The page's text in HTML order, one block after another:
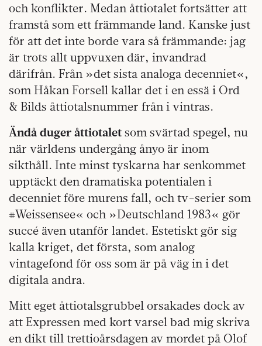
och konflikter. Medan åttiotalet fortsätter att
framstå som ett främmande land. Kanske just
för att det inte borde vara så främmande: jag
är trots allt uppvuxen där, invandrad
därifrån. Från »det sista analoga decenniet«,
som Håkan Forsell kallar det i en essä i Ord
& Bilds åttiotalsnummer från i vintras.
Ändå duger åttiotalet som svärtad spegel, nu
när världens undergång ånyo är inom
sikthåll. Inte minst tyskarna har senkommet
upptäckt den dramatiska potentialen i
decenniet före murens fall, och tv-serier som
#Weissensee« och »Deutschland 1983« gör
succé även utanför landet. Estetiskt gör sig
kalla kriget, det första, som analog
vintagefond för oss som är på väg in i det
digitala andra.
Mitt eget åttiotalsgrubbel orsakades dock av
att Expressen med kort varsel bad mig skriva
en dikt till trettioårsdagen av mordet på Olof